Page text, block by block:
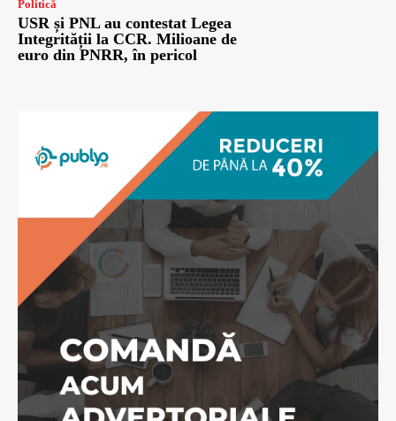
Politică
USR și PNL au contestat Legea
Integrității la CCR. Milioane de
euro din PNRR, în pericol